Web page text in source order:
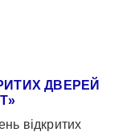
ДВЕРЕЙ
відкритих